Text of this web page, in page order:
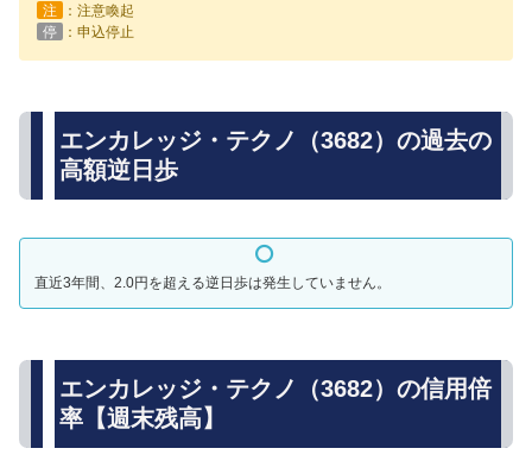
注
：注意喚起
停
：申込停止
エンカレッジ・テクノ（3682）の過去の
高額逆日歩
直近3年間、2.0円を超える逆日歩は発生していません。
エンカレッジ・テクノ（3682）の信用倍
率【週末残高】